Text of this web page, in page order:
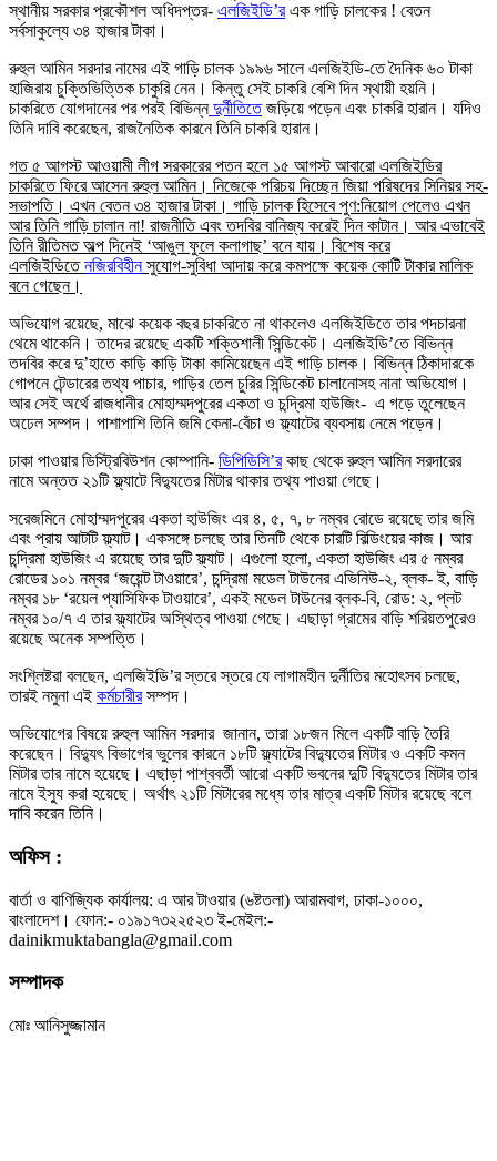
স্থানীয় সরকার প্রকৌশল অধিদপ্তর- এলজিইডি’রএক গাড়ি চালকের ! বেতন
সর্বসাকুল্যে ৩৪ হাজার টাকা।
রুহুল আমিন সরদার নামের এই গাড়ি চালক ১৯৯৬ সালে এলজিইডি-তে দৈনিক ৬০ টাকা
হাজিরায় চুক্তিভিত্তিক চাকুরি নেন। কিন্তু সেই চাকরি বেশি দিন স্থায়ী হয়নি।
চাকরিতে যোগদানের পর পরই বিভিন্নদুর্নীতিতেজড়িয়ে পড়েন এবং চাকরি হারান। যদিও
তিনি দাবি করেছেন, রাজনৈতিক কারনে তিনি চাকরি হারান।
গত ৫ আগস্ট আওয়ামী লীগ সরকারের পতন হলে ১৫ আগস্ট আবারো এলজিইডির
চাকরিতে ফিরে আসেন রুহুল আমিন। নিজেকে পরিচয় দিচ্ছেন জিয়া পরিষদের সিনিয়র সহ-
সভাপতি। এখন বেতন ৩৪ হাজার টাকা। গাড়ি চালক হিসেবে পুণ:নিয়োগ পেলেও এখন
আর তিনি গাড়ি চালান না! রাজনীতি এবং তদবির বানিজ্য করেই দিন কাটান। আর এভাবেই
তিনি রীতিমত অল্প দিনেই ‘আঙুল ফুলে কলাগাছ’ বনে যায়। বিশেষ করে
এলজিইডিতেনজিরবিহীনসুযোগ-সুবিধা আদায় করে কমপক্ষে কয়েক কোটি টাকার মালিক
বনে গেছেন।
অভিযোগ রয়েছে, মাঝে কয়েক বছর চাকরিতে না থাকলেও এলজিইডিতে তার পদচারনা
থেমে থাকেনি। তাদের রয়েছে একটি শক্তিশালী সিন্ডিকেট। এলজিইডি’তে বিভিন্ন
তদবির করে দু’হাতে কাড়ি কাড়ি টাকা কামিয়েছেন এই গাড়ি চালক। বিভিন্ন ঠিকাদারকে
গোপনে টেন্ডারের তথ্য পাচার, গাড়ির তেল চুরির সিন্ডিকেট চালানোসহ নানা অভিযোগ।
আর সেই অর্থে রাজধানীর মোহাম্মদপুরের একতা ও চন্দ্রিমা হাউজিং- এ গড়ে তুলেছেন
অঢেল সম্পদ। পাশাপাশি তিনি জমি কেনা-বেঁচা ও ফ্ল্যাটের ব্যবসায় নেমে পড়েন।
ঢাকা পাওয়ার ডিস্ট্রিবিউশন কোম্পানি- ডিপিডিসি’রকাছ থেকে রুহুল আমিন সরদারের
নামে অন্তত ২১টি ফ্ল্যাটে বিদ্যুতের মিটার থাকার তথ্য পাওয়া গেছে।
সরেজমিনে মোহাম্মদপুরের একতা হাউজিং এর ৪, ৫, ৭, ৮ নম্বর রোডে রয়েছে তার জমি
এবং প্রায় আটটি ফ্ল্যাট। একসঙ্গে চলছে তার তিনটি থেকে চারটি বিল্ডিংয়ের কাজ। আর
চন্দ্রিমা হাউজিং এ রয়েছে তার দুটি ফ্ল্যাট। এগুলো হলো, একতা হাউজিং এর ৫ নম্বর
রোডের ১০১ নম্বর ‘জয়েন্ট টাওয়ারে’, চন্দ্রিমা মডেল টাউনের এভিনিউ-২, ব্লক- ই, বাড়ি
নম্বর ১৮ ‘রয়েল প্যাসিফিক টাওয়ারে’, একই মডেল টাউনের ব্লক-বি, রোড: ২, প্লট
নম্বর ১০/৭ এ তার ফ্ল্যাটের অস্থিত্ব পাওয়া গেছে। এছাড়া গ্রামের বাড়ি শরিয়তপুরেও
রয়েছে অনেক সম্পত্তি।
সংশ্লিষ্টরা বলছেন, এলজিইডি’র স্তরে স্তরে যে লাগামহীন দুর্নীতির মহোৎসব চলছে,
তারই নমুনা এই কর্মচারীরসম্পদ।
অভিযোগের বিষয়ে রুহুল আমিন সরদার জানান, তারা ১৮জন মিলে একটি বাড়ি তৈরি
করেছেন। বিদ্যুৎ বিভাগের ভুলের কারনে ১৮টি ফ্ল্যাটের বিদ্যুতের মিটার ও একটি কমন
মিটার তার নামে হয়েছে। এছাড়া পাশ্ববর্তী আরো একটি ভবনের দুটি বিদ্যুতের মিটার তার
নামে ইস্যু করা হয়েছে। অর্থাৎ ২১টি মিটারের মধ্যে তার মাত্র একটি মিটার রয়েছে বলে
দাবি করেন তিনি।
অফিস :
বার্তা ও বাণিজ্যিক কার্যালয়: এ আর টাওয়ার (৬ষ্টতলা) আরামবাগ, ঢাকা-১০০০,
বাংলাদেশ। ফোন:- ০১৯১৭৩২২৫২৩ ই-মেইল:-
dainikmuktabangla@gmail.com
সম্পাদক
মোঃ আনিসুজ্জামান